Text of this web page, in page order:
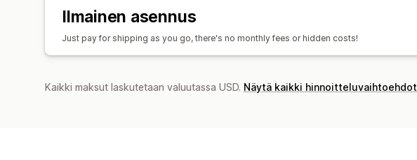
Ilmainen asennus
Just pay for shipping as you go, there's no monthly fees or hidden costs!
Kaikki maksut laskutetaan valuutassa USD. Näytä kaikki hinnoitteluvaihtoehdot